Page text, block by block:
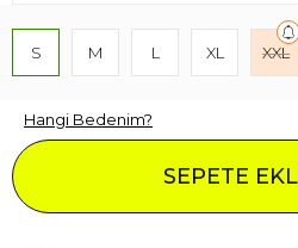
S M L XL XXL
Hangi Bedenim?
SEPETE